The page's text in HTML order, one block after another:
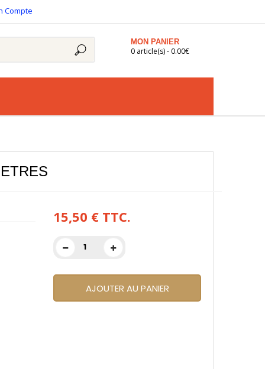
Compte
MON PANIER
0 article(s) - 0.00€
15,50 € TTC.
AJOUTER AU PANIER